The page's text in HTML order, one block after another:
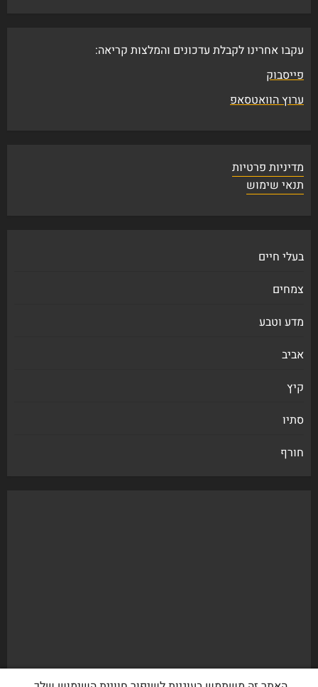
עקבו אחרינו לקבלת עדכונים והמלצות קריאה:
פייסבוק
ערוץ הוואטסאפ
מדיניות פרטיות
תנאי שימוש
בעלי חיים
צמחים
מדע וטבע
אביב
קיץ
סתיו
חורף